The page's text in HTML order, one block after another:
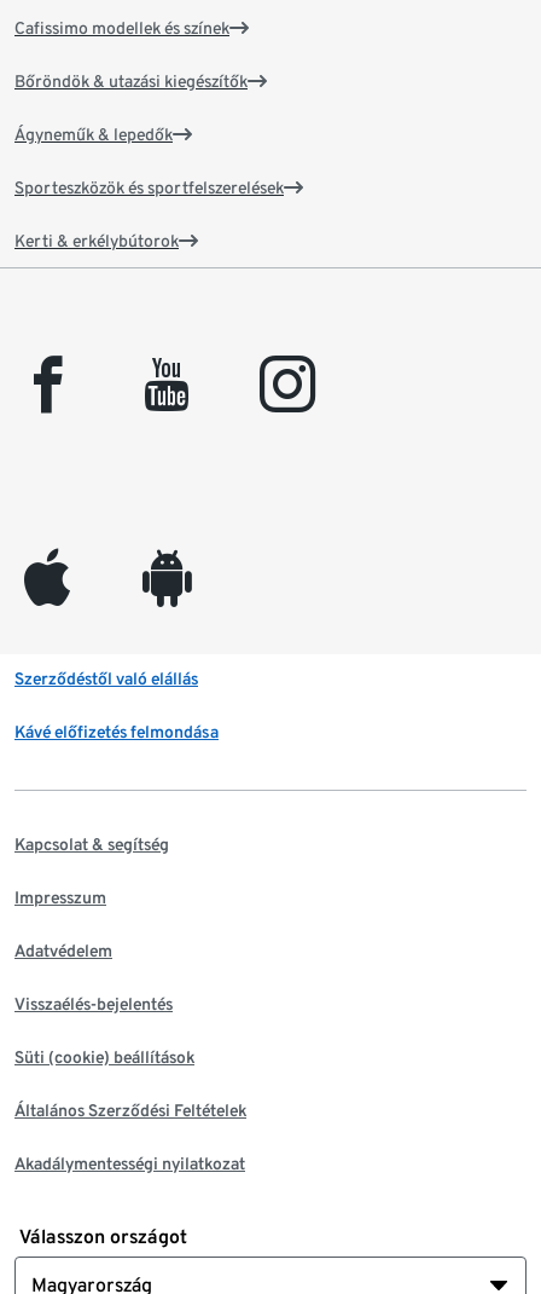
Cafissimo modellek és színek
Bőröndök & utazási kiegészítők
Ágyneműk & lepedők
Sporteszközök és sportfelszerelések
Kerti & erkélybútorok
facebook youtube instagram
appleinc android
Szerződéstől való elállás
Kávé előfizetés felmondása
Kapcsolat & segítség
Impresszum
Adatvédelem
Visszaélés-bejelentés
Süti (cookie) beállítások
Általános Szerződési Feltételek
Akadálymentességi nyilatkozat
Válasszon országot
Magyarország